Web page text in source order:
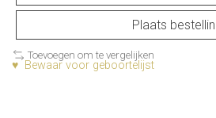
Plaats
Toevoegen om te vergelijken
♥ Bewaar voor geboortelijst